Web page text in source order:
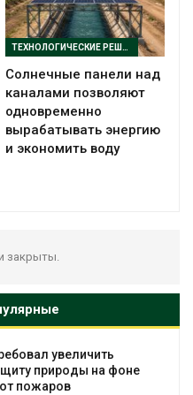
ТЕХНОЛОГИЧЕСКИЕ РЕШЕНИЯ
Солнечные панели над
каналами позволяют
одновременно
вырабатывать энергию
и экономить воду
закрыты.
экологи
загрязнении из-за
пены